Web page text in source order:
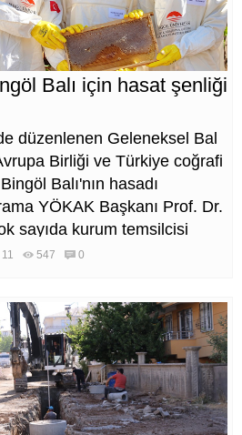
Balı için hasat şenliği
düzenlenen Geleneksel Bal
Birliği ve Türkiye coğrafi
Balı'nın hasadı
YÖKAK Başkanı Prof. Dr.
sayıda kurum temsilcisi
11 547 0